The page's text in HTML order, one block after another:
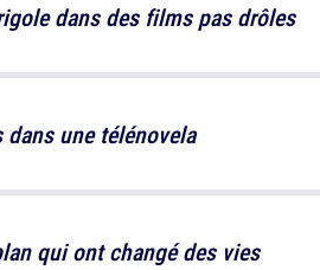
dans des films pas drôles
une télénovela
qui ont changé des vies